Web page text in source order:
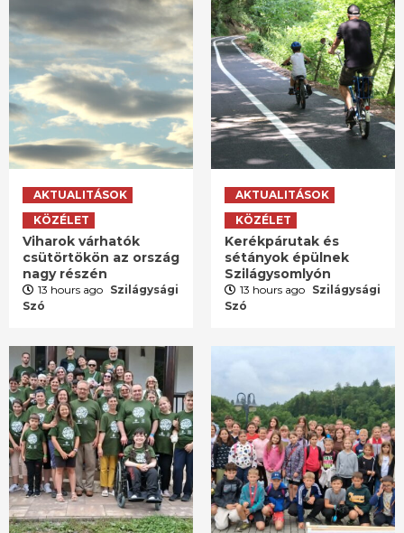
AKTUALITÁSOK
KÖZÉLET
Viharok várhatók
csütörtökön az ország
nagy részén
13 hours ago Szilágysági
Szó
AKTUALITÁSOK
KÖZÉLET
Kerékpárutak és
sétányok épülnek
Szilágysomlyón
13 hours ago Szilágysági
Szó